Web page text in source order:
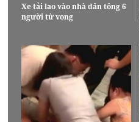
Xe tải lao vào nhà dân tông 6
người tử vong